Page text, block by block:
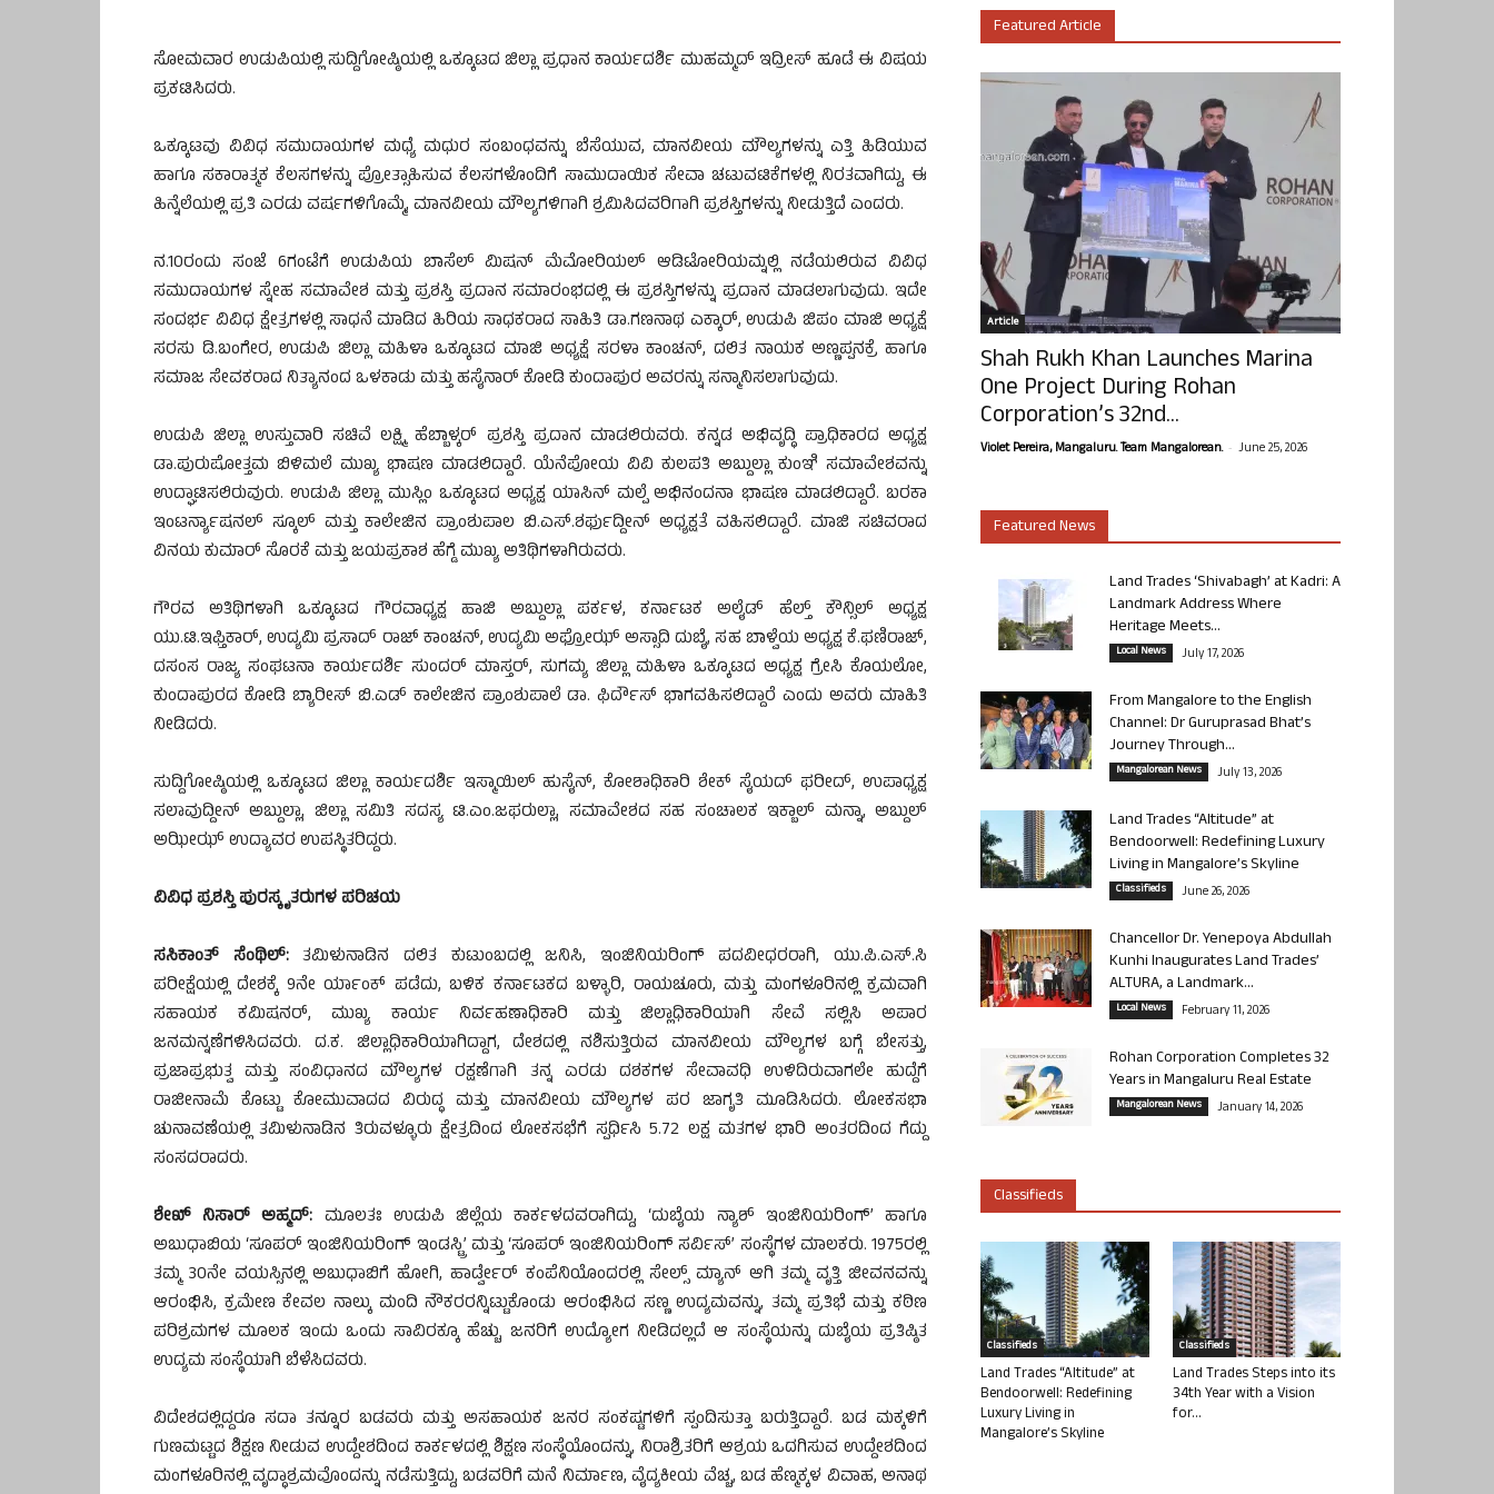
ಸೋಮವಾರ ಉಡುಪಿಯಲ್ಲಿ ಸುದ್ದಿಗೋಷ್ಠಿಯಲ್ಲಿ ಒಕ್ಕೂಟದ ಜಿಲ್ಲಾ ಪ್ರಧಾನ ಕಾರ್ಯದರ್ಶಿ ಮುಹಮ್ಮದ್ ಇದ್ರೀಸ್ ಹೂಡೆ ಈ ವಿಷಯ
ಪ್ರಕಟಿಸಿದರು.
ಒಕ್ಕೂಟವು ವಿವಿಧ ಸಮುದಾಯಗಳ ಮಧ್ಯೆ ಮಧುರ ಸಂಬಂಧವನ್ನು ಬೆಸೆಯುವ, ಮಾನವೀಯ ಮೌಲ್ಯಗಳನ್ನು ಎತ್ತಿ ಹಿಡಿಯುವ
ಹಾಗೂ ಸಕಾರಾತ್ಮಕ ಕೆಲಸಗಳನ್ನು ಪ್ರೋತ್ಸಾಹಿಸುವ ಕೆಲಸಗಳೊಂದಿಗೆ ಸಾಮುದಾಯಿಕ ಸೇವಾ ಚಟುವಟಿಕೆಗಳಲ್ಲಿ ನಿರತವಾಗಿದ್ದು, ಈ
ಹಿನ್ನೆಲೆಯಲ್ಲಿ ಪ್ರತಿ ಎರಡು ವರ್ಷಗಳಿಗೊಮ್ಮೆ, ಮಾನವೀಯ ಮೌಲ್ಯಗಳಿಗಾಗಿ ಶ್ರಮಿಸಿದವರಿಗಾಗಿ ಪ್ರಶಸ್ತಿಗಳನ್ನು ನೀಡುತ್ತಿದೆ ಎಂದರು.
ನ.10ರಂದು ಸಂಜೆ 6ಗಂಟೆಗೆ ಉಡುಪಿಯ ಬಾಸೆಲ್ ಮಿಷನ್ ಮೆಮೋರಿಯಲ್ ಆಡಿಟೋರಿಯಮ್ನಲ್ಲಿ ನಡೆಯಲಿರುವ ವಿವಿಧ
ಸಮುದಾಯಗಳ ಸ್ನೇಹ ಸಮಾವೇಶ ಮತ್ತು ಪ್ರಶಸ್ತಿ ಪ್ರದಾನ ಸಮಾರಂಭದಲ್ಲಿ ಈ ಪ್ರಶಸ್ತಿಗಳನ್ನು ಪ್ರದಾನ ಮಾಡಲಾಗುವುದು. ಇದೇ
ಸಂದರ್ಭ ವಿವಿಧ ಕ್ಷೇತ್ರಗಳಲ್ಲಿ ಸಾಧನೆ ಮಾಡಿದ ಹಿರಿಯ ಸಾಧಕರಾದ ಸಾಹಿತಿ ಡಾ.ಗಣನಾಥ ಎಕ್ಕಾರ್, ಉಡುಪಿ ಜಿಪಂ ಮಾಜಿ ಅಧ್ಯಕ್ಷೆ
ಸರಸು ಡಿ.ಬಂಗೇರ, ಉಡುಪಿ ಜಿಲ್ಲಾ ಮಹಿಳಾ ಒಕ್ಕೂಟದ ಮಾಜಿ ಅಧ್ಯಕ್ಷೆ ಸರಳಾ ಕಾಂಚನ್, ದಲಿತ ನಾಯಕ ಅಣ್ಣಪ್ಪನಕ್ರೆ ಹಾಗೂ
ಸಮಾಜ ಸೇವಕರಾದ ನಿತ್ಯಾನಂದ ಒಳಕಾಡು ಮತ್ತು ಹಸೈನಾರ್ ಕೋಡಿ ಕುಂದಾಪುರ ಅವರನ್ನು ಸನ್ಮಾನಿಸಲಾಗುವುದು.
ಉಡುಪಿ ಜಿಲ್ಲಾ ಉಸ್ತುವಾರಿ ಸಚಿವೆ ಲಕ್ಷ್ಮಿ ಹೆಬ್ಬಾಳ್ಕರ್ ಪ್ರಶಸ್ತಿ ಪ್ರದಾನ ಮಾಡಲಿರುವರು. ಕನ್ನಡ ಅಭಿವೃದ್ಧಿ ಪ್ರಾಧಿಕಾರದ ಅಧ್ಯಕ್ಷ
ಡಾ.ಪುರುಷೋತ್ತಮ ಬಿಳಿಮಲೆ ಮುಖ್ಯ ಭಾಷಣ ಮಾಡಲಿದ್ದಾರೆ. ಯೆನೆಪೋಯ ವಿವಿ ಕುಲಪತಿ ಅಬ್ದುಲ್ಲಾ ಕುಂಞಿ ಸಮಾವೇಶವನ್ನು
ಉದ್ಘಾಟಿಸಲಿರುವುರು. ಉಡುಪಿ ಜಿಲ್ಲಾ ಮುಸ್ಲಿಂ ಒಕ್ಕೂಟದ ಅಧ್ಯಕ್ಷ ಯಾಸಿನ್ ಮಲ್ಪೆ ಅಭಿನಂದನಾ ಭಾಷಣ ಮಾಡಲಿದ್ದಾರೆ. ಬರಕಾ
ಇಂಟರ್ನ್ಯಾಷನಲ್ ಸ್ಕೂಲ್ ಮತ್ತು ಕಾಲೇಜಿನ ಪ್ರಾಂಶುಪಾಲ ಬಿ.ಎಸ್.ಶರ್ಫುದ್ದೀನ್ ಅಧ್ಯಕ್ಷತೆ ವಹಿಸಲಿದ್ದಾರೆ. ಮಾಜಿ ಸಚಿವರಾದ
ವಿನಯ ಕುಮಾರ್ ಸೊರಕೆ ಮತ್ತು ಜಯಪ್ರಕಾಶ ಹೆಗ್ಡೆ ಮುಖ್ಯ ಅತಿಥಿಗಳಾಗಿರುವರು.
ಗೌರವ ಅತಿಥಿಗಳಾಗಿ ಒಕ್ಕೂಟದ ಗೌರವಾಧ್ಯಕ್ಷ ಹಾಜಿ ಅಬ್ದುಲ್ಲಾ ಪರ್ಕಳ, ಕರ್ನಾಟಕ ಅಲೈಡ್ ಹೆಲ್ತ್ ಕೌನ್ಸಿಲ್ ಅಧ್ಯಕ್ಷ
ಯು.ಟಿ.ಇಫ್ತಿಕಾರ್, ಉದ್ಯಮಿ ಪ್ರಸಾದ್ ರಾಜ್ ಕಾಂಚನ್, ಉದ್ಯಮಿ ಅಫ್ರೋಝ್ ಅಸ್ಸಾದಿ ದುಬೈ, ಸಹ ಬಾಳ್ವೆಯ ಅಧ್ಯಕ್ಷ ಕೆ.ಫಣಿರಾಜ್,
ದಸಂಸ ರಾಜ್ಯ ಸಂಘಟನಾ ಕಾರ್ಯದರ್ಶಿ ಸುಂದರ್ ಮಾಸ್ತರ್, ಸುಗಮ್ಯ ಜಿಲ್ಲಾ ಮಹಿಳಾ ಒಕ್ಕೂಟದ ಅಧ್ಯಕ್ಷ ಗ್ರೇಸಿ ಕೊಯಲೋ,
ಕುಂದಾಪುರದ ಕೋಡಿ ಬ್ಯಾರೀಸ್ ಬಿ.ಎಡ್ ಕಾಲೇಜಿನ ಪ್ರಾಂಶುಪಾಲೆ ಡಾ. ಫಿರ್ದೌಸ್ ಭಾಗವಹಿಸಲಿದ್ದಾರೆ ಎಂದು ಅವರು ಮಾಹಿತಿ
ನೀಡಿದರು.
ಸುದ್ದಿಗೋಷ್ಠಿಯಲ್ಲಿ ಒಕ್ಕೂಟದ ಜಿಲ್ಲಾ ಕಾರ್ಯದರ್ಶಿ ಇಸ್ಮಾಯಿಲ್ ಹುಸೈನ್, ಕೋಶಾಧಿಕಾರಿ ಶೇಕ್ ಸೈಯದ್ ಫರೀದ್, ಉಪಾಧ್ಯಕ್ಷ
ಸಲಾವುದ್ದೀನ್ ಅಬ್ದುಲ್ಲಾ, ಜಿಲ್ಲಾ ಸಮಿತಿ ಸದಸ್ಯ ಟಿ.ಎಂ.ಜಫರುಲ್ಲಾ, ಸಮಾವೇಶದ ಸಹ ಸಂಚಾಲಕ ಇಕ್ಬಾಲ್ ಮನ್ನಾ, ಅಬ್ದುಲ್
ಅಝೀಝ್ ಉದ್ಯಾವರ ಉಪಸ್ಥಿತರಿದ್ದರು.
ವಿವಿಧ ಪ್ರಶಸ್ತಿ ಪುರಸ್ಕೃತರುಗಳ ಪರಿಚಯ
ಸಸಿಕಾಂತ್ ಸೆಂಥಿಲ್:ತಮಿಳುನಾಡಿನ ದಲಿತ ಕುಟುಂಬದಲ್ಲಿ ಜನಿಸಿ, ಇಂಜಿನಿಯರಿಂಗ್ ಪದವೀಧರರಾಗಿ, ಯು.ಪಿ.ಎಸ್.ಸಿ
ಪರೀಕ್ಷೆಯಲ್ಲಿ ದೇಶಕ್ಕೆ 9ನೇ ರ್ಯಾಂಕ್ ಪಡೆದು, ಬಳಿಕ ಕರ್ನಾಟಕದ ಬಳ್ಳಾರಿ, ರಾಯಚೂರು, ಮತ್ತು ಮಂಗಳೂರಿನಲ್ಲಿ ಕ್ರಮವಾಗಿ
ಸಹಾಯಕ ಕಮಿಷನರ್, ಮುಖ್ಯ ಕಾರ್ಯ ನಿರ್ವಹಣಾಧಿಕಾರಿ ಮತ್ತು ಜಿಲ್ಲಾಧಿಕಾರಿಯಾಗಿ ಸೇವೆ ಸಲ್ಲಿಸಿ ಅಪಾರ
ಜನಮನ್ನಣೆಗಳಿಸಿದವರು. ದ.ಕ. ಜಿಲ್ಲಾಧಿಕಾರಿಯಾಗಿದ್ದಾಗ, ದೇಶದಲ್ಲಿ ನಶಿಸುತ್ತಿರುವ ಮಾನವೀಯ ಮೌಲ್ಯಗಳ ಬಗ್ಗೆ ಬೇಸತ್ತು,
ಪ್ರಜಾಪ್ರಭುತ್ವ ಮತ್ತು ಸಂವಿಧಾನದ ಮೌಲ್ಯಗಳ ರಕ್ಷಣೆಗಾಗಿ ತನ್ನ ಎರಡು ದಶಕಗಳ ಸೇವಾವಧಿ ಉಳಿದಿರುವಾಗಲೇ ಹುದ್ದೆಗೆ
ರಾಜೀನಾಮೆ ಕೊಟ್ಟು ಕೋಮುವಾದದ ವಿರುದ್ಧ ಮತ್ತು ಮಾನವೀಯ ಮೌಲ್ಯಗಳ ಪರ ಜಾಗೃತಿ ಮೂಡಿಸಿದರು. ಲೋಕಸಭಾ
ಚುನಾವಣೆಯಲ್ಲಿ ತಮಿಳುನಾಡಿನ ತಿರುವಳ್ಳೂರು ಕ್ಷೇತ್ರದಿಂದ ಲೋಕಸಭೆಗೆ ಸ್ಪರ್ಧಿಸಿ 5.72 ಲಕ್ಷ ಮತಗಳ ಭಾರಿ ಅಂತರದಿಂದ ಗೆದ್ದು
ಸಂಸದರಾದರು.
ಶೇಖ್ ನಿಸಾರ್ ಅಹ್ಮದ್: ಮೂಲತಃ ಉಡುಪಿ ಜಿಲ್ಲೆಯ ಕಾರ್ಕಳದವರಾಗಿದ್ದು, ‘ದುಬೈಯ ನ್ಯಾಶ್ ಇಂಜಿನಿಯರಿಂಗ್’ ಹಾಗೂ
ಅಬುಧಾಬಿಯ ‘ಸೂಪರ್ ಇಂಜಿನಿಯರಿಂಗ್ ಇಂಡಸ್ಟ್ರಿ’ ಮತ್ತು ‘ಸೂಪರ್ ಇಂಜಿನಿಯರಿಂಗ್ ಸರ್ವಿಸ್’ ಸಂಸ್ಥೆಗಳ ಮಾಲಕರು. 1975ರಲ್ಲಿ
ತಮ್ಮ 30ನೇ ವಯಸ್ಸಿನಲ್ಲಿ ಅಬುಧಾಬಿಗೆ ಹೋಗಿ, ಹಾರ್ಡ್ವೇರ್ ಕಂಪೆನಿಯೊಂದರಲ್ಲಿ ಸೇಲ್ಸ್ ಮ್ಯಾನ್ ಆಗಿ ತಮ್ಮ ವೃತ್ತಿ ಜೀವನವನ್ನು
ಆರಂಭಿಸಿ, ಕ್ರಮೇಣ ಕೇವಲ ನಾಲ್ಕು ಮಂದಿ ನೌಕರರನ್ನಿಟ್ಟುಕೊಂಡು ಆರಂಭಿಸಿದ ಸಣ್ಣ ಉದ್ಯಮವನ್ನು, ತಮ್ಮ ಪ್ರತಿಭೆ ಮತ್ತು ಕಠಿಣ
ಪರಿಶ್ರಮಗಳ ಮೂಲಕ ಇಂದು ಒಂದು ಸಾವಿರಕ್ಕೂ ಹೆಚ್ಚು ಜನರಿಗೆ ಉದ್ಯೋಗ ನೀಡಿದಲ್ಲದೆ ಆ ಸಂಸ್ಥೆಯನ್ನು ದುಬೈಯ ಪ್ರತಿಷ್ಠಿತ
ಉದ್ಯಮ ಸಂಸ್ಥೆಯಾಗಿ ಬೆಳೆಸಿದವರು.
ವಿದೇಶದಲ್ಲಿದ್ದರೂ ಸದಾ ತನ್ನೂರ ಬಡವರು ಮತ್ತು ಅಸಹಾಯಕ ಜನರ ಸಂಕಷ್ಟಗಳಿಗೆ ಸ್ಪಂದಿಸುತ್ತಾ ಬರುತ್ತಿದ್ದಾರೆ. ಬಡ ಮಕ್ಕಳಿಗೆ
ಗುಣಮಟ್ಟದ ಶಿಕ್ಷಣ ನೀಡುವ ಉದ್ದೇಶದಿಂದ ಕಾರ್ಕಳದಲ್ಲಿ ಶಿಕ್ಷಣ ಸಂಸ್ಥೆಯೊಂದನ್ನು, ನಿರಾಶ್ರಿತರಿಗೆ ಆಶ್ರಯ ಒದಗಿಸುವ ಉದ್ದೇಶದಿಂದ
ಮಂಗಳೂರಿನಲ್ಲಿ ವೃದ್ಧಾಶ್ರಮವೊಂದನ್ನು ನಡೆಸುತ್ತಿದ್ದು, ಬಡವರಿಗೆ ಮನೆ ನಿರ್ಮಾಣ, ವೈದ್ಯಕೀಯ ವೆಚ್ಚ, ಬಡ ಹೆಣ್ಮಕ್ಕಳ ವಿವಾಹ, ಅನಾಥ
Featured Article
Article
Shah Rukh Khan Launches Marina
One Project During Rohan
Corporation’s 32nd...
Violet Pereira, Mangaluru. Team Mangalorean. - June 25, 2026
Featured News
Land Trades ‘Shivabagh’ at Kadri: A
Landmark Address Where
Heritage Meets...
Local News July 17, 2026
From Mangalore to the English
Channel: Dr Guruprasad Bhat’s
Journey Through...
Mangalorean News July 13, 2026
Land Trades “Altitude” at
Bendoorwell: Redefining Luxury
Living in Mangalore’s Skyline
Classifieds June 26, 2026
Chancellor Dr. Yenepoya Abdullah
Kunhi Inaugurates Land Trades’
ALTURA, a Landmark...
Local News February 11, 2026
Rohan Corporation Completes 32
Years in Mangaluru Real Estate
Mangalorean News January 14, 2026
Classifieds
Classifieds
Land Trades “Altitude” at
Bendoorwell: Redefining
Luxury Living in
Mangalore’s Skyline
Classifieds
Land Trades Steps into its
34th Year with a Vision
for...